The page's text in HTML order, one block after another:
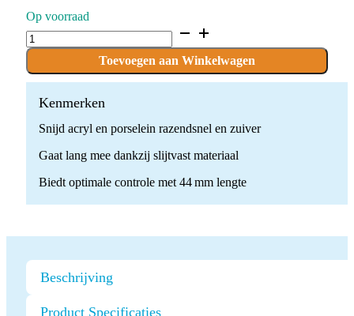
Op voorraad
C.71KF.104.014
x
boren
quantity
Toevoegen aan Winkelwagen
Kenmerken
Snijd acryl en porselein razendsnel en zuiver
Gaat lang mee dankzij slijtvast materiaal
Biedt optimale controle met 44 mm lengte
Beschrijving
Product Specificaties